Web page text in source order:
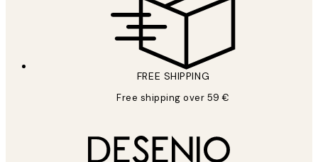
FREE SHIPPING
Free shipping over 59 €